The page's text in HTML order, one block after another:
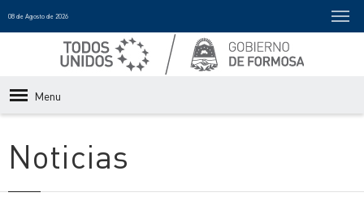
08 de Agosto de 2026
Menu
Noticias